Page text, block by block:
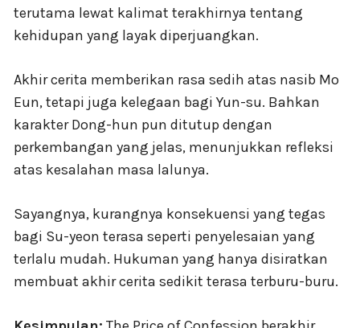
terutama lewat kalimat terakhirnya tentang
kehidupan yang layak diperjuangkan.
Akhir cerita memberikan rasa sedih atas nasib Mo
Eun, tetapi juga kelegaan bagi Yun-su. Bahkan
karakter Dong-hun pun ditutup dengan
perkembangan yang jelas, menunjukkan refleksi
atas kesalahan masa lalunya.
Sayangnya, kurangnya konsekuensi yang tegas
bagi Su-yeon terasa seperti penyelesaian yang
terlalu mudah. Hukuman yang hanya disiratkan
membuat akhir cerita sedikit terasa terburu-buru.